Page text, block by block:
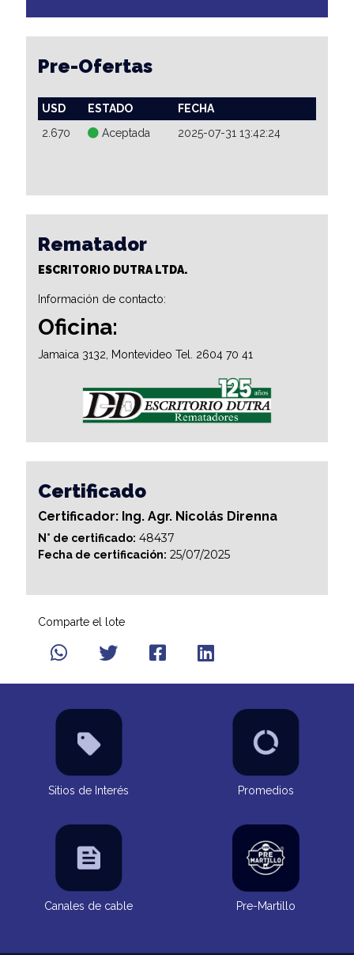
Pre-Ofertas
USD ESTADO
FECHA
2.670
Aceptada 2025-07-31 13:42:24
Rematador
ESCRITORIO DUTRA LTDA.
Información de contacto:
Oficina:
Jamaica 3132, Montevideo Tel. 2604 70 41
Certificado
Certificador: Ing. Agr. Nicolás Direnna
N° de certificado: 48437
Fecha de certificación: 25/07/2025
Comparte el lote
Sitios de Interés Promedios
Canales de cable Pre-Martillo